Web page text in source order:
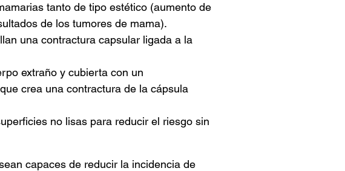
tanto de tipo estético (aumento de
de los tumores de mama).
una contractura capsular ligada a la
extraño y cubierta con un
crea una contractura de la cápsula
no lisas para reducir el riesgo sin
capaces de reducir la incidencia de